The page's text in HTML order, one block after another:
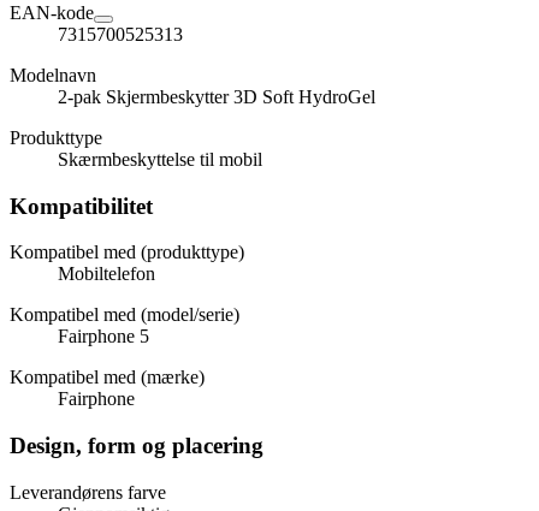
EAN-kode
7315700525313
Modelnavn
2-pak Skjermbeskytter 3D Soft HydroGel
Produkttype
Skærmbeskyttelse til mobil
Kompatibilitet
Kompatibel med (produkttype)
Mobiltelefon
Kompatibel med (model/serie)
Fairphone 5
Kompatibel med (mærke)
Fairphone
Design, form og placering
Leverandørens farve